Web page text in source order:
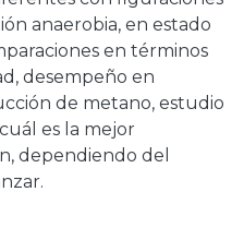
anaerobia, en estado
en términos
desempeño en
de metano, estudio
es la mejor
dependiendo del